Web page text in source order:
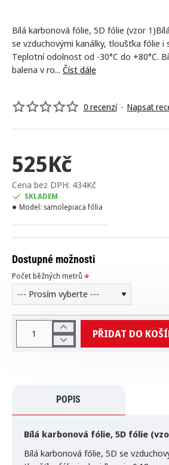
Bílá karbonová fólie, 5D fólie (vzor
se vzduchovými kanálky, tloušťka fólie i
Teplotní odolnost od -30°C do +80°C.
balena v ro... Číst dále
0 recenzí - Napsat
525Kč
Cena bez DPH: 434Kč
SKLADEM
Model: samolepiaca fólia
Dostupné možnosti
Počet běžných metrů
PŘIDAT DO
POPIS
Bílá karbonová fólie, 5D fólie
Bílá karbonová fólie, 5D se